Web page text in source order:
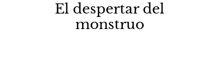
El despertar del
monstruo